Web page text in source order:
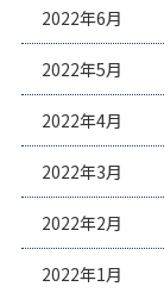
2022年6月
2022年5月
2022年4月
2022年3月
2022年2月
2022年1月